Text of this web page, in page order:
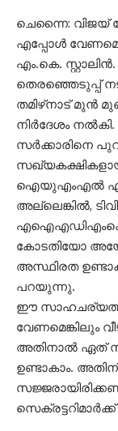
ചെന്നൈ: വിജയ്
എപ്പോള്‍
എം.കെ.
തെരഞ്ഞെടുപ്പ്
തമിഴ്‌നാട് മുന്‍
നിര്‍ദേശം നല്‍കി.
സര്‍ക്കാരിനെ
ഐയുഎംഎല്‍
അല്ലെങ്കില്‍,
എഐഎഡിഎംകെ
കോടതിയോ
അസ്ഥിരത
പറയുന്നു.
ഈ
വേണമെങ്കിലും
അതിനാല്‍ ഏത്
ഉണ്ടാകാം.